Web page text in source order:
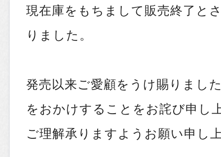
現在庫をもちまして販売終了と
りました。
発売以来ご愛顧をうけ賜りまし
をおかけすることをお詫び申し
ご理解承りますようお願い申し